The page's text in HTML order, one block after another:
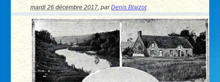
mardi 26 décembre 2017 ,parDenis Blaizot